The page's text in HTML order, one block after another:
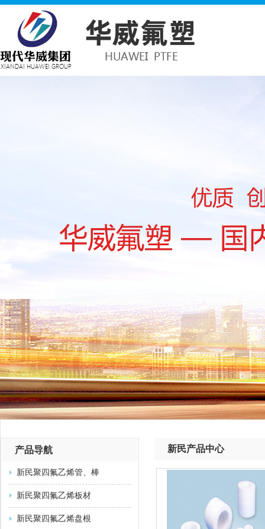
产品导航
新民聚四氟乙烯管、棒
新民聚四氟乙烯板材
新民聚四氟乙烯盘根
新民产品中心